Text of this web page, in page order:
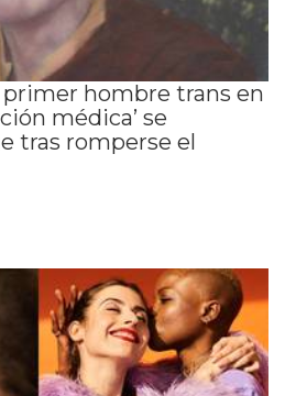
primer hombre trans en
médica’ se
tras romperse el